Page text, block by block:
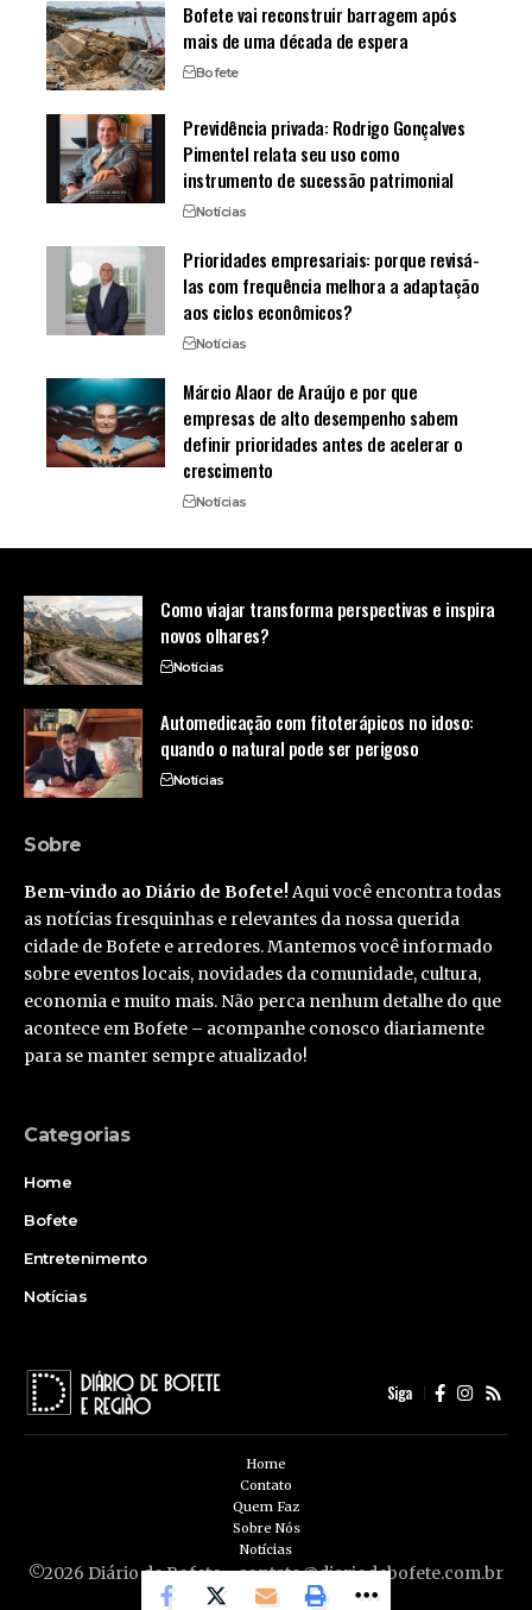
Bofete vai reconstruir barragem após
mais de uma década de espera
Bofete
Previdência privada: Rodrigo Gonçalves
Pimentel relata seu uso como
instrumento de sucessão patrimonial
Notícias
Prioridades empresariais: porque revisá-
las com frequência melhora a adaptação
aos ciclos econômicos?
Notícias
Márcio Alaor de Araújo e por que
empresas de alto desempenho sabem
definir prioridades antes de acelerar o
crescimento
Notícias
Como viajar transforma perspectivas e inspira
novos olhares?
Notícias
Automedicação com fitoterápicos no idoso:
quando o natural pode ser perigoso
Notícias
Sobre
Bem-vindo ao Diário de Bofete!Aqui você encontra todas
as notícias fresquinhas e relevantes da nossa querida
cidade de Bofete e arredores. Mantemos você informado
sobre eventos locais, novidades da comunidade, cultura,
economia e muito mais. Não perca nenhum detalhe do que
acontece em Bofete – acompanhe conosco diariamente
para se manter sempre atualizado!
Categorias
Home
Bofete
Entretenimento
Notícias
Siga
©2026 Diário de Bofete -contato@diariodebofete.com.br
- tel.(11)91754-6532
Home
Contato
Quem Faz
Sobre Nós
Notícias